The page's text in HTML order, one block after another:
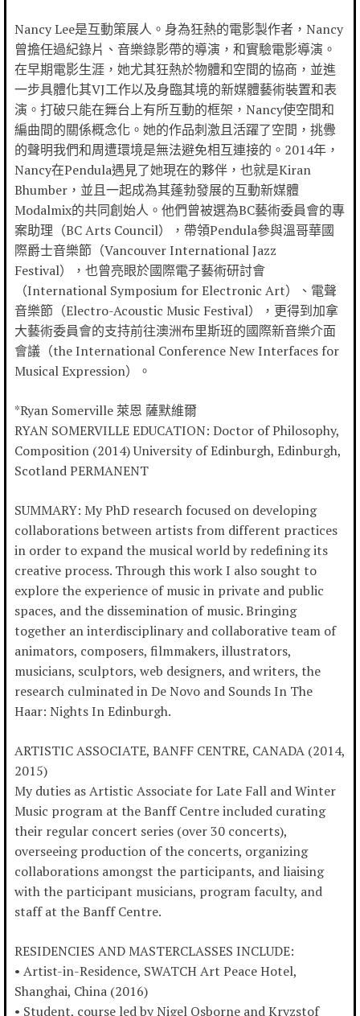
Nancy Lee是互動策展人。身為狂熱的電影製作者，Nancy
曾擔任過紀錄片、音樂錄影帶的導演，和實驗電影導演。
在早期電影生涯，她尤其狂熱於物體和空間的協商，並進
一步具體化其VJ工作以及身臨其境的新媒體藝術裝置和表
演。打破只能在舞台上有所互動的框架，Nancy使空間和
編曲間的關係概念化。她的作品刺激且活躍了空間，挑釁
的聲明我們和周遭環境是無法避免相互連接的。2014年，
Nancy在Pendula遇見了她現在的夥伴，也就是Kiran
Bhumber，並且一起成為其蓬勃發展的互動新媒體
Modalmix的共同創始人。他們曾被選為BC藝術委員會的專
案助理（BC Arts Council），帶領Pendula參與溫哥華國
際爵士音樂節（Vancouver International Jazz
Festival），也曾亮眼於國際電子藝術研討會
（International Symposium for Electronic Art）、電聲
音樂節（Electro-Acoustic Music Festival），更得到加拿
大藝術委員會的支持前往澳洲布里斯班的國際新音樂介面
會議（the International Conference New Interfaces for
Musical Expression）。
*Ryan Somerville 萊恩 薩默維爾
RYAN SOMERVILLE EDUCATION: Doctor of Philosophy,
Composition (2014) University of Edinburgh, Edinburgh,
Scotland PERMANENT
SUMMARY: My PhD research focused on developing
collaborations between artists from different practices
in order to expand the musical world by redefining its
creative process. Through this work I also sought to
explore the experience of music in private and public
spaces, and the dissemination of music. Bringing
together an interdisciplinary and collaborative team of
animators, composers, filmmakers, illustrators,
musicians, sculptors, web designers, and writers, the
research culminated in De Novo and Sounds In The
Haar: Nights In Edinburgh.
ARTISTIC ASSOCIATE, BANFF CENTRE, CANADA (2014,
2015)
My duties as Artistic Associate for Late Fall and Winter
Music program at the Banff Centre included curating
their regular concert series (over 30 concerts),
overseeing production of the concerts, organizing
collaborations amongst the participants, and liaising
with the participant musicians, program faculty, and
staff at the Banff Centre.
RESIDENCIES AND MASTERCLASSES INCLUDE:
• Artist-in-Residence, SWATCH Art Peace Hotel,
Shanghai, China (2016)
• Student, course led by Nigel Osborne and Kryzstof